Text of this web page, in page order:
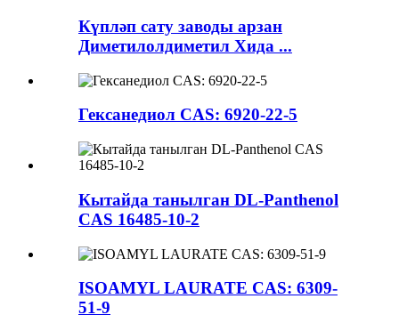
Күпләп сату заводы арзан
Диметилолдиметил Хида ...
Гексанедиол CAS: 6920-22-5
Кытайда танылган DL-Panthenol
CAS 16485-10-2
ISOAMYL LAURATE CAS: 6309-
51-9